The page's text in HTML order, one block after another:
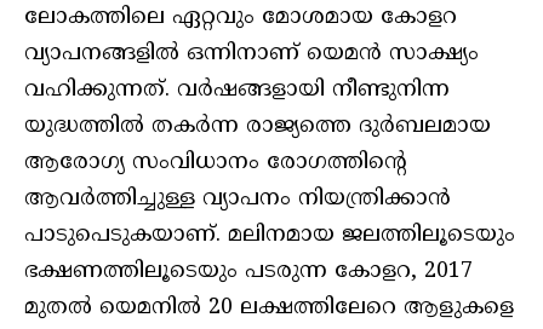
ലോകത്തിലെ ഏറ്റവും മോശമായ കോളറ
വ്യാപനങ്ങളില്‍ ഒന്നിനാണ് യെമന്‍ സാക്ഷ്യം
വഹിക്കുന്നത്. വര്‍ഷങ്ങളായി നീണ്ടുനിന്ന
യുദ്ധത്തില്‍ തകര്‍ന്ന രാജ്യത്തെ ദുര്‍ബലമായ
ആരോഗ്യ സംവിധാനം രോഗത്തിന്റെ
ആവര്‍ത്തിച്ചുള്ള വ്യാപനം നിയന്ത്രിക്കാന്‍
പാടുപെടുകയാണ്. മലിനമായ ജലത്തിലൂടെയും
ഭക്ഷണത്തിലൂടെയും പടരുന്ന കോളറ, 2017
മുതല്‍ യെമനില്‍ 20 ലക്ഷത്തിലേറെ ആളുകളെ